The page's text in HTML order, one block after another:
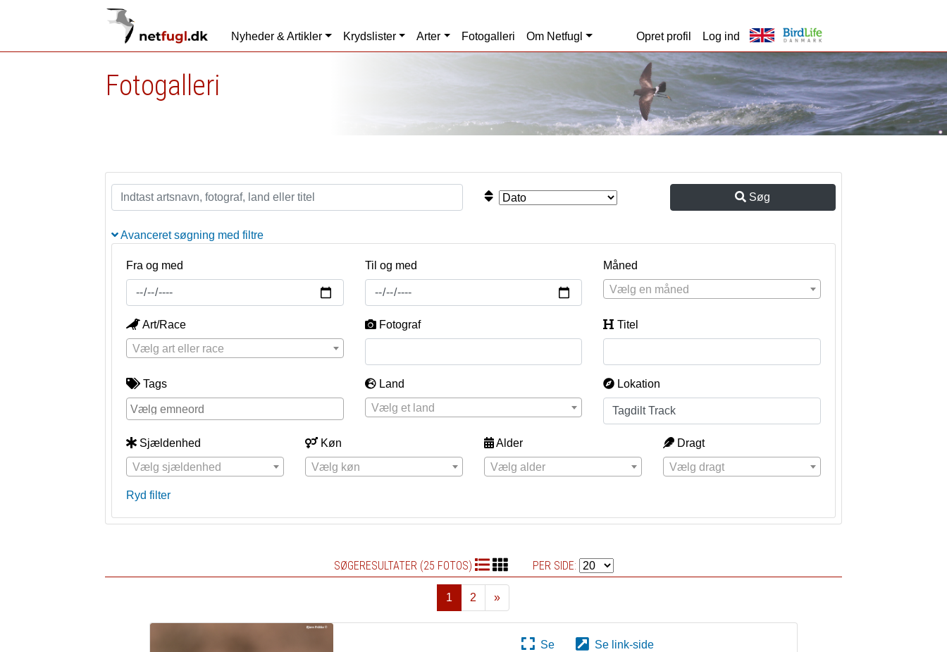
Nyheder & Artikler Krydslister Arter Fotogalleri Om Netfugl Opret profil Log ind
Fotogalleri
Søg
Avanceret søgning med filtre
Fra og med Til og med
Måned
Vælg en måned
Art/Race
Vælg art eller race
Fotograf Titel
Tags
Land
Vælg et land
Lokation
Sjældenhed
Vælg sjældenhed
Køn
Vælg køn
Alder
Vælg alder
Dragt
Vælg dragt
Ryd filter
SØGERESULTATER (25 FOTOS) PER SIDE:
1 2
»
Næste
Se
Se link-side